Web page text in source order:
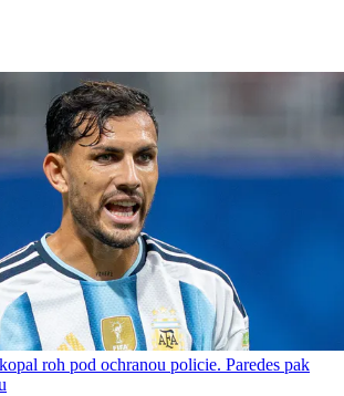
roh pod ochranou policie. Paredes pak